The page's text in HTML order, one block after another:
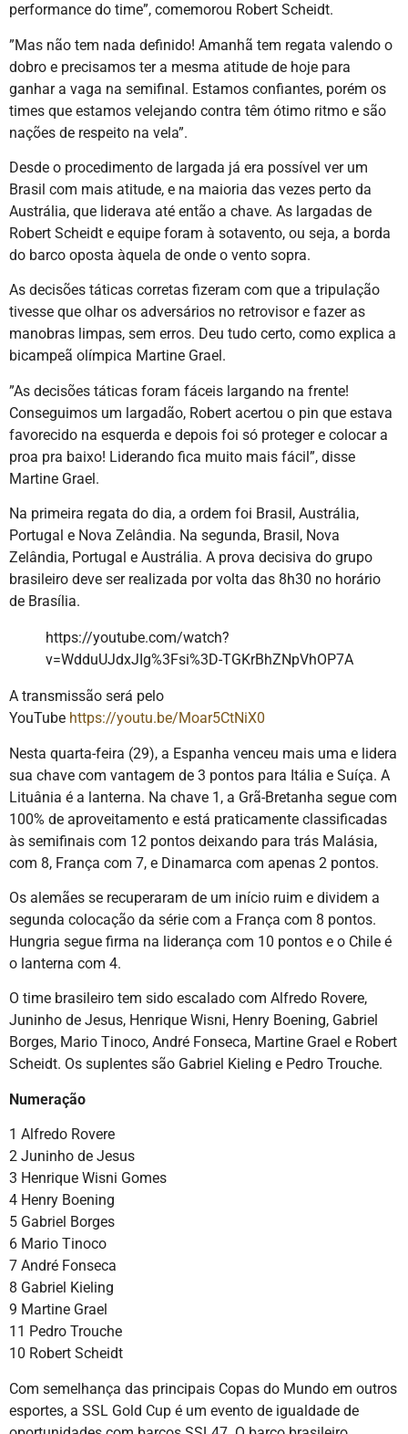
performance do time”, comemorou Robert Scheidt.
”Mas não tem nada definido! Amanhã tem regata valendo o
dobro e precisamos ter a mesma atitude de hoje para
ganhar a vaga na semifinal. Estamos confiantes, porém os
times que estamos velejando contra têm ótimo ritmo e são
nações de respeito na vela”.
Desde o procedimento de largada já era possível ver um
Brasil com mais atitude, e na maioria das vezes perto da
Austrália, que liderava até então a chave. As largadas de
Robert Scheidt e equipe foram à sotavento, ou seja, a borda
do barco oposta àquela de onde o vento sopra.
As decisões táticas corretas fizeram com que a tripulação
tivesse que olhar os adversários no retrovisor e fazer as
manobras limpas, sem erros. Deu tudo certo, como explica a
bicampeã olímpica Martine Grael.
”As decisões táticas foram fáceis largando na frente!
Conseguimos um largadão, Robert acertou o pin que estava
favorecido na esquerda e depois foi só proteger e colocar a
proa pra baixo! Liderando fica muito mais fácil”, disse
Martine Grael.
Na primeira regata do dia, a ordem foi Brasil, Austrália,
Portugal e Nova Zelândia. Na segunda, Brasil, Nova
Zelândia, Portugal e Austrália. A prova decisiva do grupo
brasileiro deve ser realizada por volta das 8h30 no horário
de Brasília.
https://youtube.com/watch?
v=WdduUJdxJIg%3Fsi%3D-TGKrBhZNpVhOP7A
A transmissão será pelo
YouTube https://youtu.be/Moar5CtNiX0
Nesta quarta-feira (29), a Espanha venceu mais uma e lidera
sua chave com vantagem de 3 pontos para Itália e Suíça. A
Lituânia é a lanterna. Na chave 1, a Grã-Bretanha segue com
100% de aproveitamento e está praticamente classificadas
às semifinais com 12 pontos deixando para trás Malásia,
com 8, França com 7, e Dinamarca com apenas 2 pontos.
Os alemães se recuperaram de um início ruim e dividem a
segunda colocação da série com a França com 8 pontos.
Hungria segue firma na liderança com 10 pontos e o Chile é
o lanterna com 4.
O time brasileiro tem sido escalado com Alfredo Rovere,
Juninho de Jesus, Henrique Wisni, Henry Boening, Gabriel
Borges, Mario Tinoco, André Fonseca, Martine Grael e Robert
Scheidt. Os suplentes são Gabriel Kieling e Pedro Trouche.
Numeração
1 Alfredo Rovere
2 Juninho de Jesus
3 Henrique Wisni Gomes
4 Henry Boening
5 Gabriel Borges
6 Mario Tinoco
7 André Fonseca
8 Gabriel Kieling
9 Martine Grael
11 Pedro Trouche
10 Robert Scheidt
Com semelhança das principais Copas do Mundo em outros
esportes, a SSL Gold Cup é um evento de igualdade de